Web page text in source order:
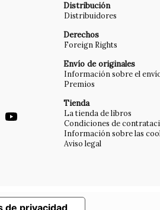
Distribución
Distribuidores
Derechos
Foreign Rights
Envío de originales
Información sobre el
Premios
Tienda
La tienda de libros
Condiciones de
Información sobre las
Aviso legal